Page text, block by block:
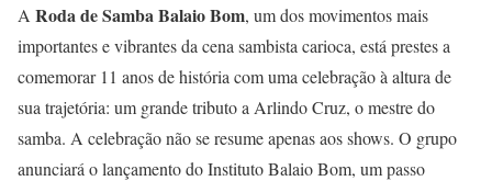
A Roda de Samba Balaio Bom, um dos movimentos mais
importantes e vibrantes da cena sambista carioca, está prestes a
comemorar 11 anos de história com uma celebração à altura de
sua trajetória: um grande tributo a Arlindo Cruz, o mestre do
samba. A celebração não se resume apenas aos shows. O grupo
anunciará o lançamento do Instituto Balaio Bom, um passo